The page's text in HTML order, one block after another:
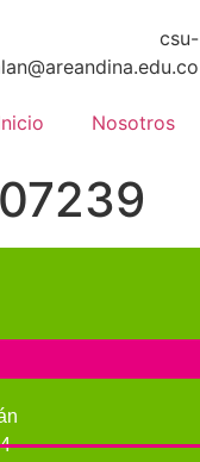
csu-
Nosotros